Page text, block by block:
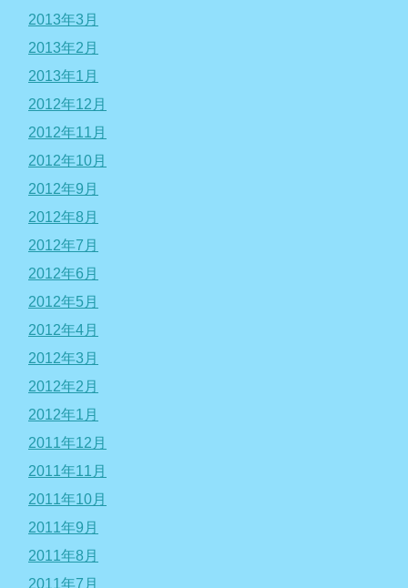
2013年3月
2013年2月
2013年1月
2012年12月
2012年11月
2012年10月
2012年9月
2012年8月
2012年7月
2012年6月
2012年5月
2012年4月
2012年3月
2012年2月
2012年1月
2011年12月
2011年11月
2011年10月
2011年9月
2011年8月
2011年7月